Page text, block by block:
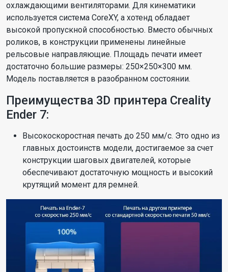
охлаждающими вентиляторами. Для кинематики
используется система CoreXY, а хотенд обладает
высокой пропускной способностью. Вместо обычных
роликов, в конструкции применены линейные
рельсовые направляющие. Площадь печати имеет
достаточно большие размеры: 250×250×300 мм.
Модель поставляется в разобранном состоянии.
Преимущества 3D принтера Creality
Ender 7:
Высокоскоростная печать до 250 мм/с. Это одно из
главных достоинств модели, достигаемое за счет
конструкции шаговых двигателей, которые
обеспечивают достаточную мощность и высокий
крутящий момент для ремней.